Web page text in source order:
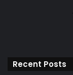
Recent Posts